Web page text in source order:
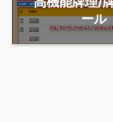
ール